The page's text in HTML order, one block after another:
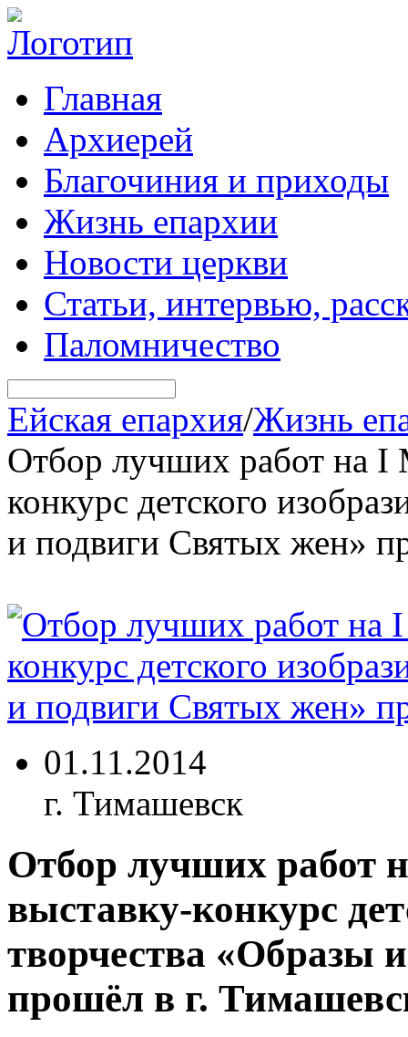
Главная
Архиерей
Благочиния и приходы
Жизнь епархии
Новости церкви
Статьи, интервью,
Паломничество
Ейская епархия/Жизнь
Отбор лучших работ на
конкурс детского
и подвиги Святых жен»
01.11.2014
г. Тимашевск
Отбор лучших работ
выставку-конкурс
творчества «Образы
прошёл в г.